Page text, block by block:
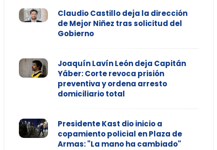
Claudio Castillo deja la dirección
de Mejor Niñez tras solicitud del
Gobierno
Joaquín Lavín León deja Capitán
Yáber: Corte revoca prisión
preventiva y ordena arresto
domiciliario total
Presidente Kast dio inicio a
copamiento policial en Plaza de
Armas: "La mano ha cambiado"